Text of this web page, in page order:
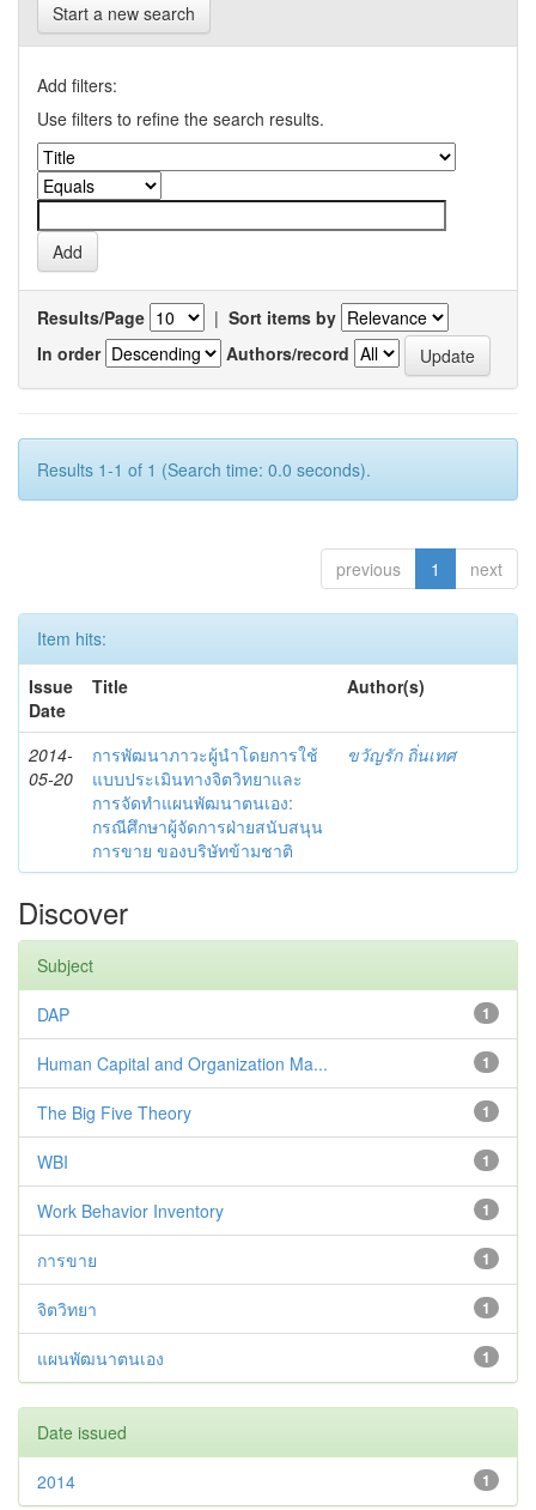
Start a new search
Add filters:
Use filters to refine the search results.
Results/Page | Sort items by
In order
Authors/record
Results 1-1 of 1 (Search time: 0.0 seconds).
previous 1 next
Item hits:
Issue
Date
Title Author(s)
2014-
05-20
การพัฒนาภาวะผู้นำโดยการใช้
แบบประเมินทางจิตวิทยาและ
การจัดทำแผนพัฒนาตนเอง:
กรณีศึกษาผู้จัดการฝ่ายสนับสนุน
การขาย ของบริษัทข้ามชาติ
ขวัญรัก ถิ่นเทศ
Discover
Subject
1
DAP
1
Human Capital and Organization Ma...
1
The Big Five Theory
1
WBI
1
Work Behavior Inventory
1
การขาย
1
จิตวิทยา
1
แผนพัฒนาตนเอง
Date issued
1
2014